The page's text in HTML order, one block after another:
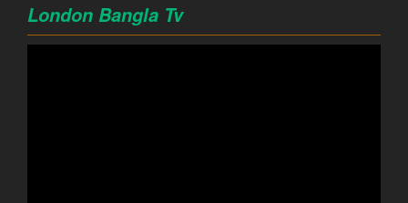
London Bangla Tv